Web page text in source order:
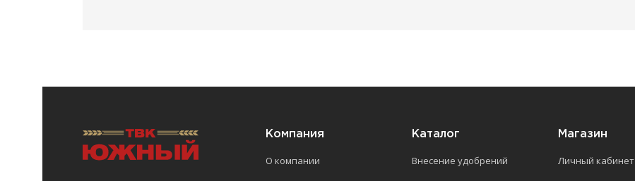
Компания
О компании
Каталог
Внесение удобрений
Магазин
Личный кабинет